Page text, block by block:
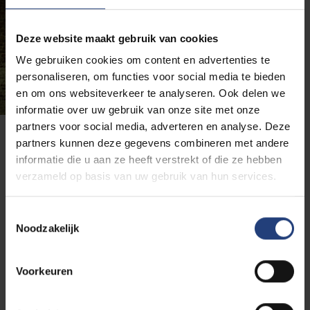
Deze website maakt gebruik van cookies
We gebruiken cookies om content en advertenties te
personaliseren, om functies voor social media te bieden
en om ons websiteverkeer te analyseren. Ook delen we
informatie over uw gebruik van onze site met onze
partners voor social media, adverteren en analyse. Deze
partners kunnen deze gegevens combineren met andere
informatie die u aan ze heeft verstrekt of die ze hebben
verzameld op basis van uw gebruik van hun services.
Noodzakelijk
Voorkeuren
IJskelders
Toen er nog geen koelkasten bestonden, werden de
kelders – waar steeds een gelijkmatige temperatuur
Met de opkomst van de hedendaagse
. Zelfs bij de aankoop van de grond door